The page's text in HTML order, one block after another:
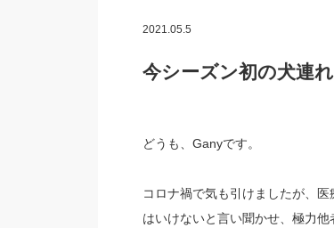
2021.05.5
今シーズン初の犬連
どうも、Ganyです。
コロナ禍で気も引けましたが、
はいけないと言い聞かせ、極力他